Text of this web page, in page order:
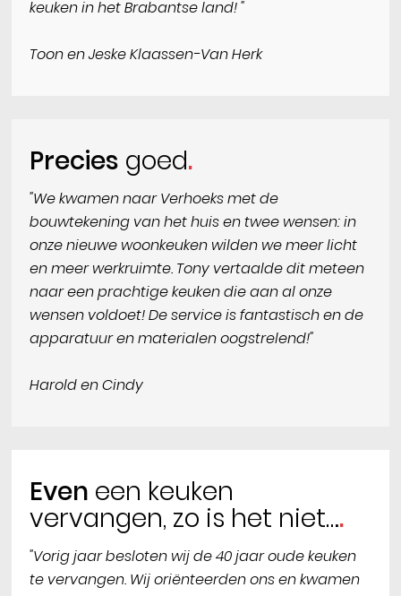
keuken in het Brabantse land! "
Toon en Jeske Klaassen-Van Herk
Precies goed
"We kwamen naar Verhoeks met de
bouwtekening van het huis en twee wensen: in
onze nieuwe woonkeuken wilden we meer licht
en meer werkruimte. Tony vertaalde dit meteen
naar een prachtige keuken die aan al onze
wensen voldoet! De service is fantastisch en de
apparatuur en materialen oogstrelend!"
Harold en Cindy
Even een keuken
vervangen, zo is het niet…
"Vorig jaar besloten wij de 40 jaar oude keuken
te vervangen. Wij oriënteerden ons en kwamen